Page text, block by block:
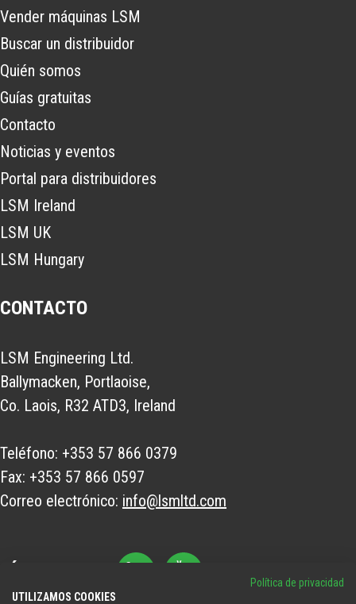
Vender máquinas LSM
Buscar un distribuidor
Quién somos
Guías gratuitas
Contacto
Noticias y eventos
Portal para distribuidores
LSM Ireland
LSM UK
LSM Hungary
CONTACTO
LSM Engineering Ltd.
Ballymacken, Portlaoise,
Co. Laois, R32 ATD3, Ireland
Teléfono: +353 57 866 0379
Fax: +353 57 866 0597
Correo electrónico: info@lsmltd.com
Política de privacidad
UTILIZAMOS COOKIES